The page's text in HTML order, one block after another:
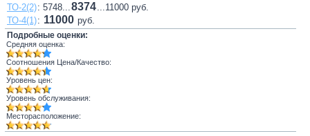
ТО-2(2): 5748...8374...11000 руб.
ТО-4(1): 11000 руб.
Подробные оценки:
Средняя оценка:
Соотношения Цена/Качество:
Уровень цен:
Уровень обслуживания:
Месторасположение: